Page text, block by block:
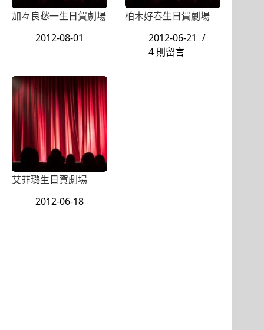
加々良愁一生日賀劇場
2012-08-01
柏木好春生日賀劇場
2012-06-21
4 則留言
艾菲璐生日賀劇場
2012-06-18